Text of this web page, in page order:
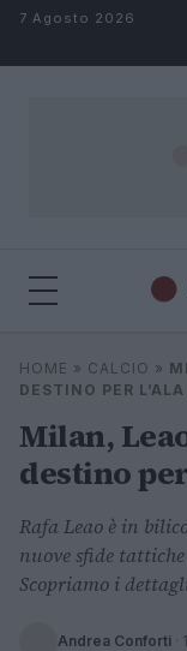
Salta al contenuto
7 Agosto 2026
Cerca
HOME » CALCIO »
DESTINO PER
Milan,
destino
Rafa Leao è in
nuove sfide
Scopriamo i
Andrea Conforti ·